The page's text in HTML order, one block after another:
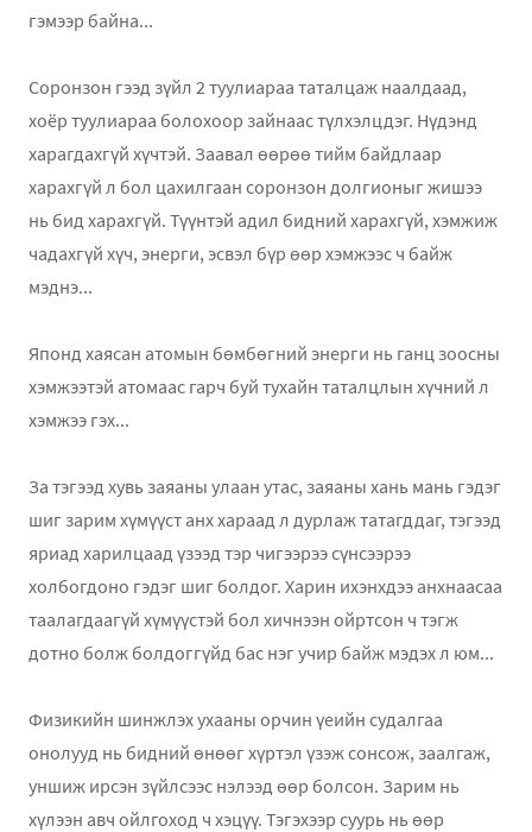
гэмээр байна...
Соронзон гээд зүйл 2 туулиараа таталцаж наалдаад,
хоёр туулиараа болохоор зайнаас түлхэлцдэг. Нүдэнд
харагдахгүй хүчтэй. Заавал өөрөө тийм байдлаар
харахгүй л бол цахилгаан соронзон долгионыг жишээ
нь бид харахгүй. Түүнтэй адил бидний харахгүй, хэмжиж
чадахгүй хүч, энерги, эсвэл бүр өөр хэмжээс ч байж
мэднэ...
Японд хаясан атомын бөмбөгний энерги нь ганц зоосны
хэмжээтэй атомаас гарч буй тухайн таталцлын хүчний л
хэмжээ гэх...
За тэгээд хувь заяаны улаан утас, заяаны хань мань гэдэг
шиг зарим хүмүүст анх хараад л дурлаж татагддаг, тэгээд
яриад харилцаад үзээд тэр чигээрээ сүнсээрээ
холбогдоно гэдэг шиг болдог. Харин ихэнхдээ анхнаасаа
таалагдаагүй хүмүүстэй бол хичнээн ойртсон ч тэгж
дотно болж болдоггүйд бас нэг учир байж мэдэх л юм...
Физикийн шинжлэх ухааны орчин үеийн судалгаа
онолууд нь бидний өнөөг хүртэл үзэж сонсож, заалгаж,
уншиж ирсэн зүйлсээс нэлээд өөр болсон. Зарим нь
хүлээн авч ойлгоход ч хэцүү. Тэгэхээр суурь нь өөр